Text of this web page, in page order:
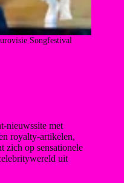
Songfestival
nieuwssite met
royalty-artikelen,
zich op sensationele
uit